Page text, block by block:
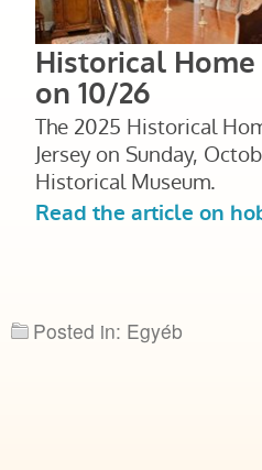
Posted in: Egyéb